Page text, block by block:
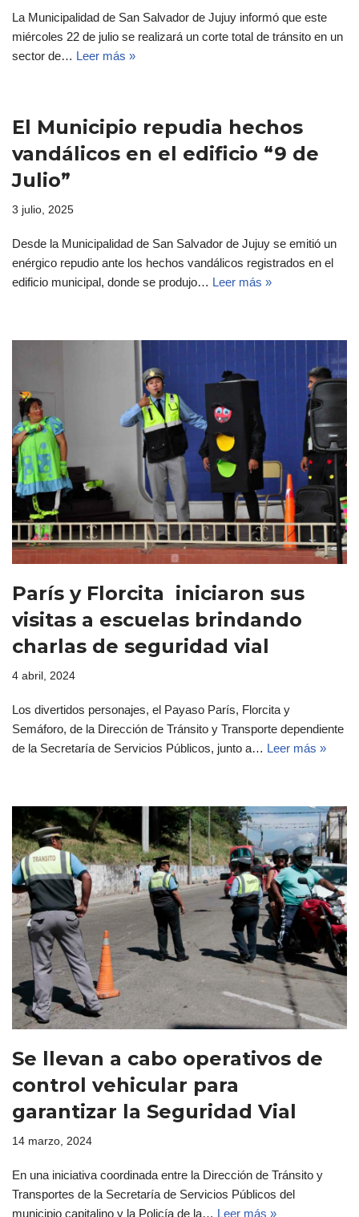
La Municipalidad de San Salvador de Jujuy informó que este
miércoles 22 de julio se realizará un corte total de tránsito en un
sector de… Leer más »
El Municipio repudia hechos
vandálicos en el edificio “9 de
Julio”
3 julio, 2025
Desde la Municipalidad de San Salvador de Jujuy se emitió un
enérgico repudio ante los hechos vandálicos registrados en el
edificio municipal, donde se produjo… Leer más »
París y Florcita iniciaron sus
visitas a escuelas brindando
charlas de seguridad vial
4 abril, 2024
Los divertidos personajes, el Payaso París, Florcita y
Semáforo, de la Dirección de Tránsito y Transporte dependiente
de la Secretaría de Servicios Públicos, junto a… Leer más »
Se llevan a cabo operativos de
control vehicular para
garantizar la Seguridad Vial
14 marzo, 2024
En una iniciativa coordinada entre la Dirección de Tránsito y
Transportes de la Secretaría de Servicios Públicos del
municipio capitalino y la Policía de la… Leer más »